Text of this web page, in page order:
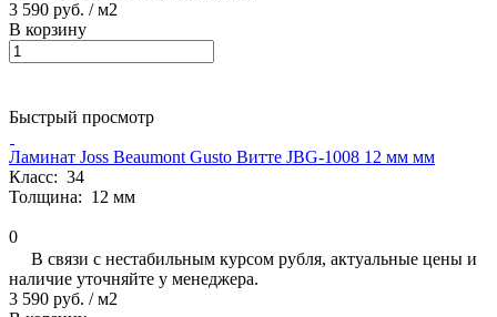
3 590 руб. / м2
В корзину
Быстрый просмотр
Ламинат Joss Beaumont Gusto Витте JBG-1008 12 мм мм
Класс: 34
Толщина: 12 мм
0
В связи с нестабильным курсом рубля, актуальные цены и
наличие уточняйте у менеджера.
3 590 руб. / м2